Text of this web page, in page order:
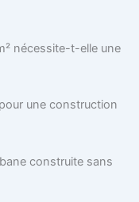
nécessite-t-elle une
une construction
construite sans